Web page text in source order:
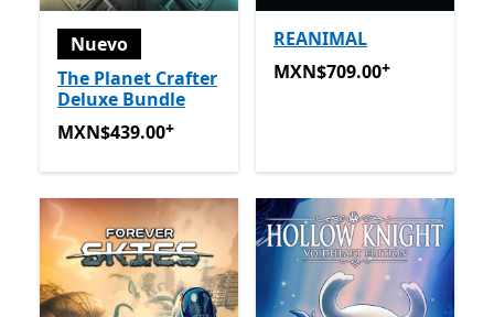
Nuevo
The Planet Crafter
Deluxe Bundle
MXN$439.00Ofrece compras dentro de la aplicación
MXN$439.00+
REANIMAL
MXN$709.00Ofrece
MXN$709.00+